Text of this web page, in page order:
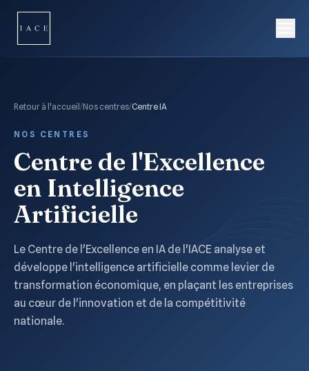
Retour à l'accueil /Nos centres/Centre IA
NOS CENTRES
Centre de l'Excellence
en Intelligence
Artificielle
Le Centre de l'Excellence en IA de l'IACE analyse et
développe l'intelligence artificielle comme levier de
transformation économique, en plaçant les entreprises
au cœur de l'innovation et de la compétitivité
nationale.